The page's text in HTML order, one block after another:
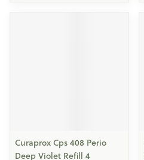
Curaprox Cps 408 Perio
Deep Violet Refill 4